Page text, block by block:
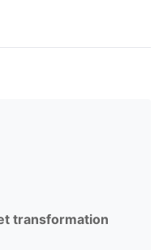
transformation